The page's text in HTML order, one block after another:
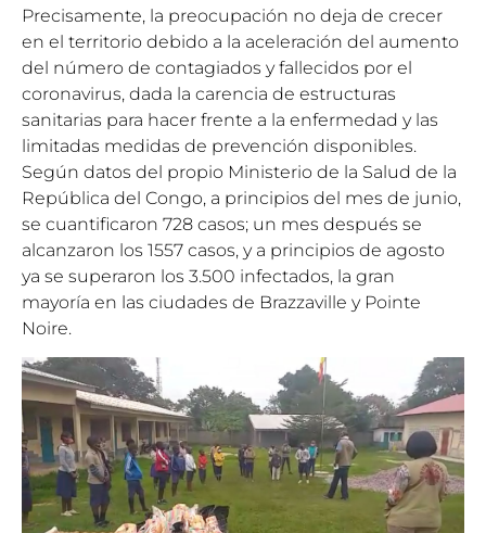
Precisamente, la preocupación no deja de crecer
en el territorio debido a la aceleración del aumento
del número de contagiados y fallecidos por el
coronavirus, dada la carencia de estructuras
sanitarias para hacer frente a la enfermedad y las
limitadas medidas de prevención disponibles.
Según datos del propio Ministerio de la Salud de la
República del Congo, a principios del mes de junio,
se cuantificaron 728 casos; un mes después se
alcanzaron los 1557 casos, y a principios de agosto
ya se superaron los 3.500 infectados, la gran
mayoría en las ciudades de Brazzaville y Pointe
Noire.